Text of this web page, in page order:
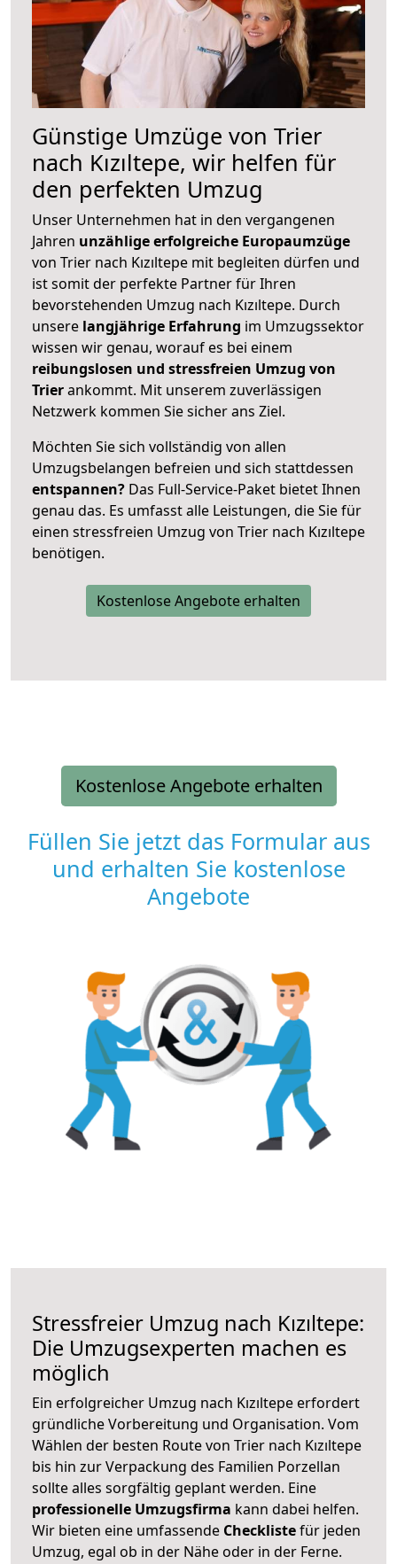
Günstige Umzüge von Trier
nach Kızıltepe, wir helfen für
den perfekten Umzug
Unser Unternehmen hat in den vergangenen
Jahren unzählige erfolgreiche Europaumzüge
von Trier nach Kızıltepe mit begleiten dürfen und
ist somit der perfekte Partner für Ihren
bevorstehenden Umzug nach Kızıltepe. Durch
unsere langjährige Erfahrung im Umzugssektor
wissen wir genau, worauf es bei einem
reibungslosen und stressfreien Umzug von
Trierankommt. Mit unserem zuverlässigen
Netzwerk kommen Sie sicher ans Ziel.
Möchten Sie sich vollständig von allen
Umzugsbelangen befreien und sich stattdessen
entspannen? Das Full-Service-Paket bietet Ihnen
genau das. Es umfasst alle Leistungen, die Sie für
einen stressfreien Umzug von Trier nach Kızıltepe
benötigen.
Kostenlose Angebote erhalten
Kostenlose Angebote erhalten
Füllen Sie jetzt das Formular aus
und erhalten Sie kostenlose
Angebote
Stressfreier Umzug nach Kızıltepe:
Die Umzugsexperten machen es
möglich
Ein erfolgreicher Umzug nach Kızıltepe erfordert
gründliche Vorbereitung und Organisation. Vom
Wählen der besten Route von Trier nach Kızıltepe
bis hin zur Verpackung des Familien Porzellan
sollte alles sorgfältig geplant werden. Eine
professionelle Umzugsfirma kann dabei helfen.
Wir bieten eine umfassende Checklistefür jeden
Umzug, egal ob in der Nähe oder in der Ferne.